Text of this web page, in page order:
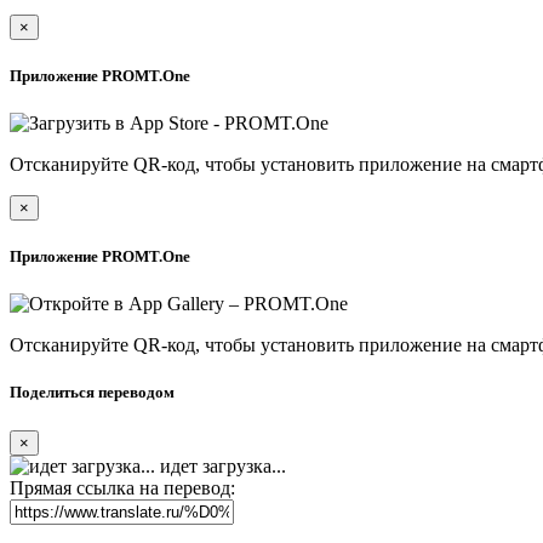
×
Приложение PROMT.One
Отсканируйте QR-код, чтобы установить приложение на
×
Приложение PROMT.One
Отсканируйте QR-код, чтобы установить приложение на
Поделиться переводом
×
идет загрузка...
Прямая ссылка на перевод: